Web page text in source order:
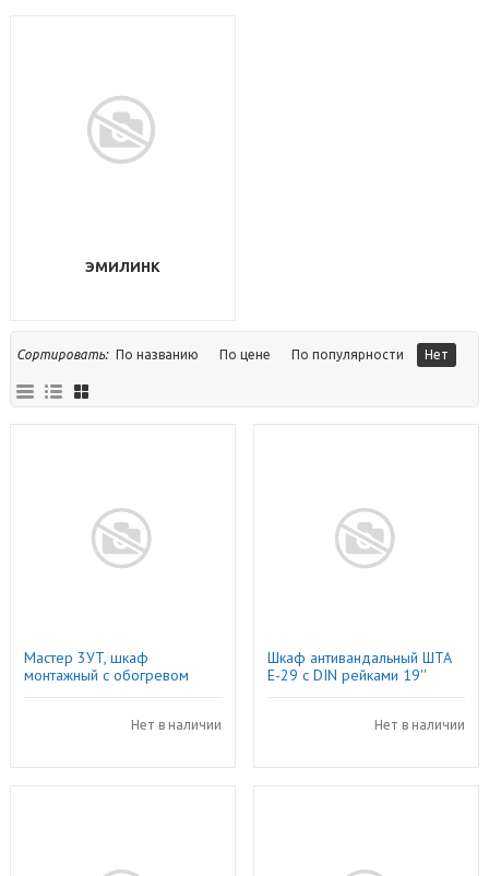
ЭМИЛИНК
Сортировать: По названию По цене По популярности Нет
Мастер 3УT, шкаф
монтажный с обогревом
Нет в наличии
Шкаф антивандальный ШТА
Е-29 с DIN рейками 19''
Нет в наличии